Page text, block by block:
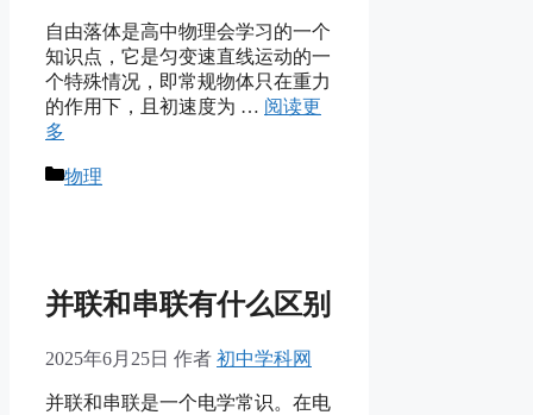
自由落体是高中物理会学习的一个
知识点，它是匀变速直线运动的一
个特殊情况，即常规物体只在重力
的作用下，且初速度为 … 阅读更
多
分
物理
并联和串联有什么区别
2025年6月25日 作者 初中学科网
并联和串联是一个电学常识。在电